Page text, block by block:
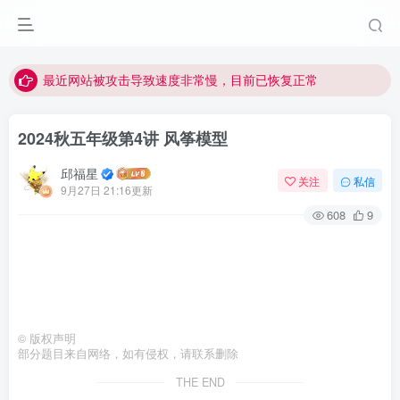
最近网站被攻击导致速度非常慢，目前已恢复正常
2024秋五年级第4讲 风筝模型
邱福星
9月27日 21:16更新
关注 私信
608 9
© 版权声明
部分题目来自网络，如有侵权，请联系删除
THE END